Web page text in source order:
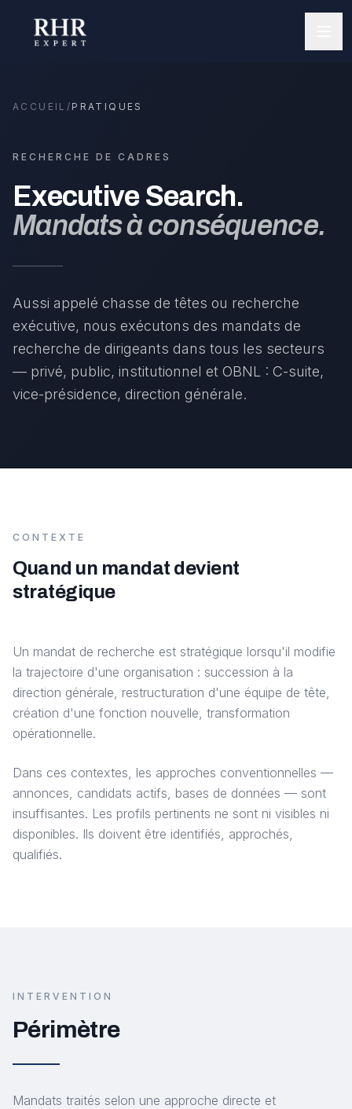
ACCUEIL / PRATIQUES
RECHERCHE DE CADRES
Executive Search.
Mandats à conséquence.
Aussi appelé chasse de têtes ou recherche
exécutive, nous exécutons des mandats de
recherche de dirigeants dans tous les secteurs
— privé, public, institutionnel et OBNL : C-suite,
vice-présidence, direction générale.
CONTEXTE
Quand un mandat devient
stratégique
Un mandat de recherche est stratégique lorsqu'il modifie
la trajectoire d'une organisation : succession à la
direction générale, restructuration d'une équipe de tête,
création d'une fonction nouvelle, transformation
opérationnelle.
Dans ces contextes, les approches conventionnelles —
annonces, candidats actifs, bases de données — sont
insuffisantes. Les profils pertinents ne sont ni visibles ni
disponibles. Ils doivent être identifiés, approchés,
qualifiés.
INTERVENTION
Périmètre
Mandats traités selon une approche directe et